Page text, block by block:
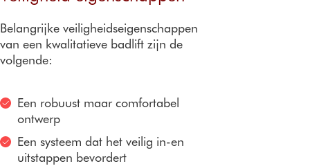
Belangrijke veiligheidseigenschappen
van een kwalitatieve badlift zijn de
volgende:
Een robuust maar comfortabel
ontwerp
Een systeem dat het veilig in-en
uitstappen bevordert